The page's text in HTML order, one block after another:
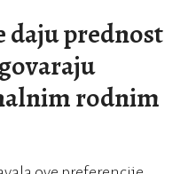
daju prednost
rodnim